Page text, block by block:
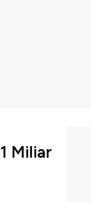
Miliar